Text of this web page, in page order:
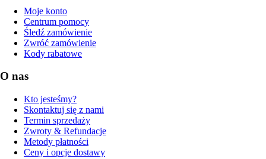
Moje konto
Centrum pomocy
Śledź zamówienie
Zwróć zamówienie
Kody rabatowe
O nas
Kto jesteśmy?
Skontaktuj się z nami
Termin sprzedaży
Zwroty & Refundacje
Metody płatności
Ceny i opcje dostawy